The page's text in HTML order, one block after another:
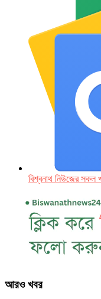
বিশ্বনাথ নিউজের
আরও খবর